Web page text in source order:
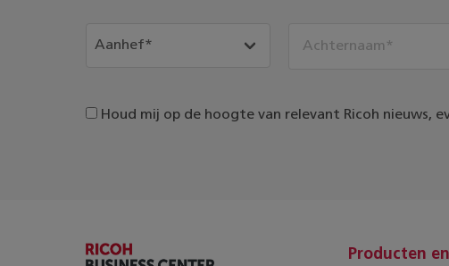
Houd mij op de hoogte van relevant Ricoh nieuws,
Producten